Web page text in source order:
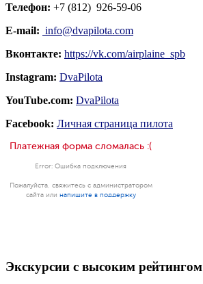
Телефон: +7 (812) 926-59-06
E-mail: info@dvapilota.com
Вконтакте: https://vk.com/airplaine_spb
Instagram: DvaPilota
YouTube.com: DvaPilota
Facebook: Личная страница пилота
Экскурсии с высоким рейтингом